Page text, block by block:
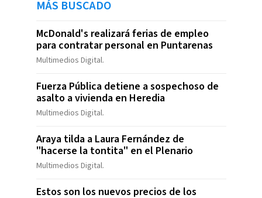
MÁS BUSCADO
McDonald's realizará ferias de empleo
para contratar personal en Puntarenas
Multimedios Digital.
Fuerza Pública detiene a sospechoso de
asalto a vivienda en Heredia
Multimedios Digital.
Araya tilda a Laura Fernández de
"hacerse la tontita" en el Plenario
Multimedios Digital.
Estos son los nuevos precios de los